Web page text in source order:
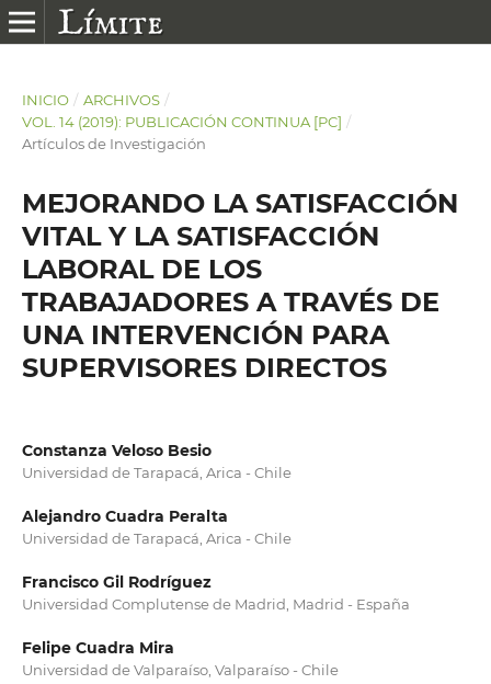
INICIO / ARCHIVOS /
VOL. 14 (2019): PUBLICACIÓN CONTINUA [PC] /
Artículos de Investigación
MEJORANDO LA SATISFACCIÓN
VITAL Y LA SATISFACCIÓN
LABORAL DE LOS
TRABAJADORES A TRAVÉS DE
UNA INTERVENCIÓN PARA
SUPERVISORES DIRECTOS
Constanza Veloso Besio
Universidad de Tarapacá, Arica - Chile
Alejandro Cuadra Peralta
Universidad de Tarapacá, Arica - Chile
Francisco Gil Rodríguez
Universidad Complutense de Madrid, Madrid - España
Felipe Cuadra Mira
Universidad de Valparaíso, Valparaíso - Chile